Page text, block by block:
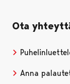
Ota
Anna